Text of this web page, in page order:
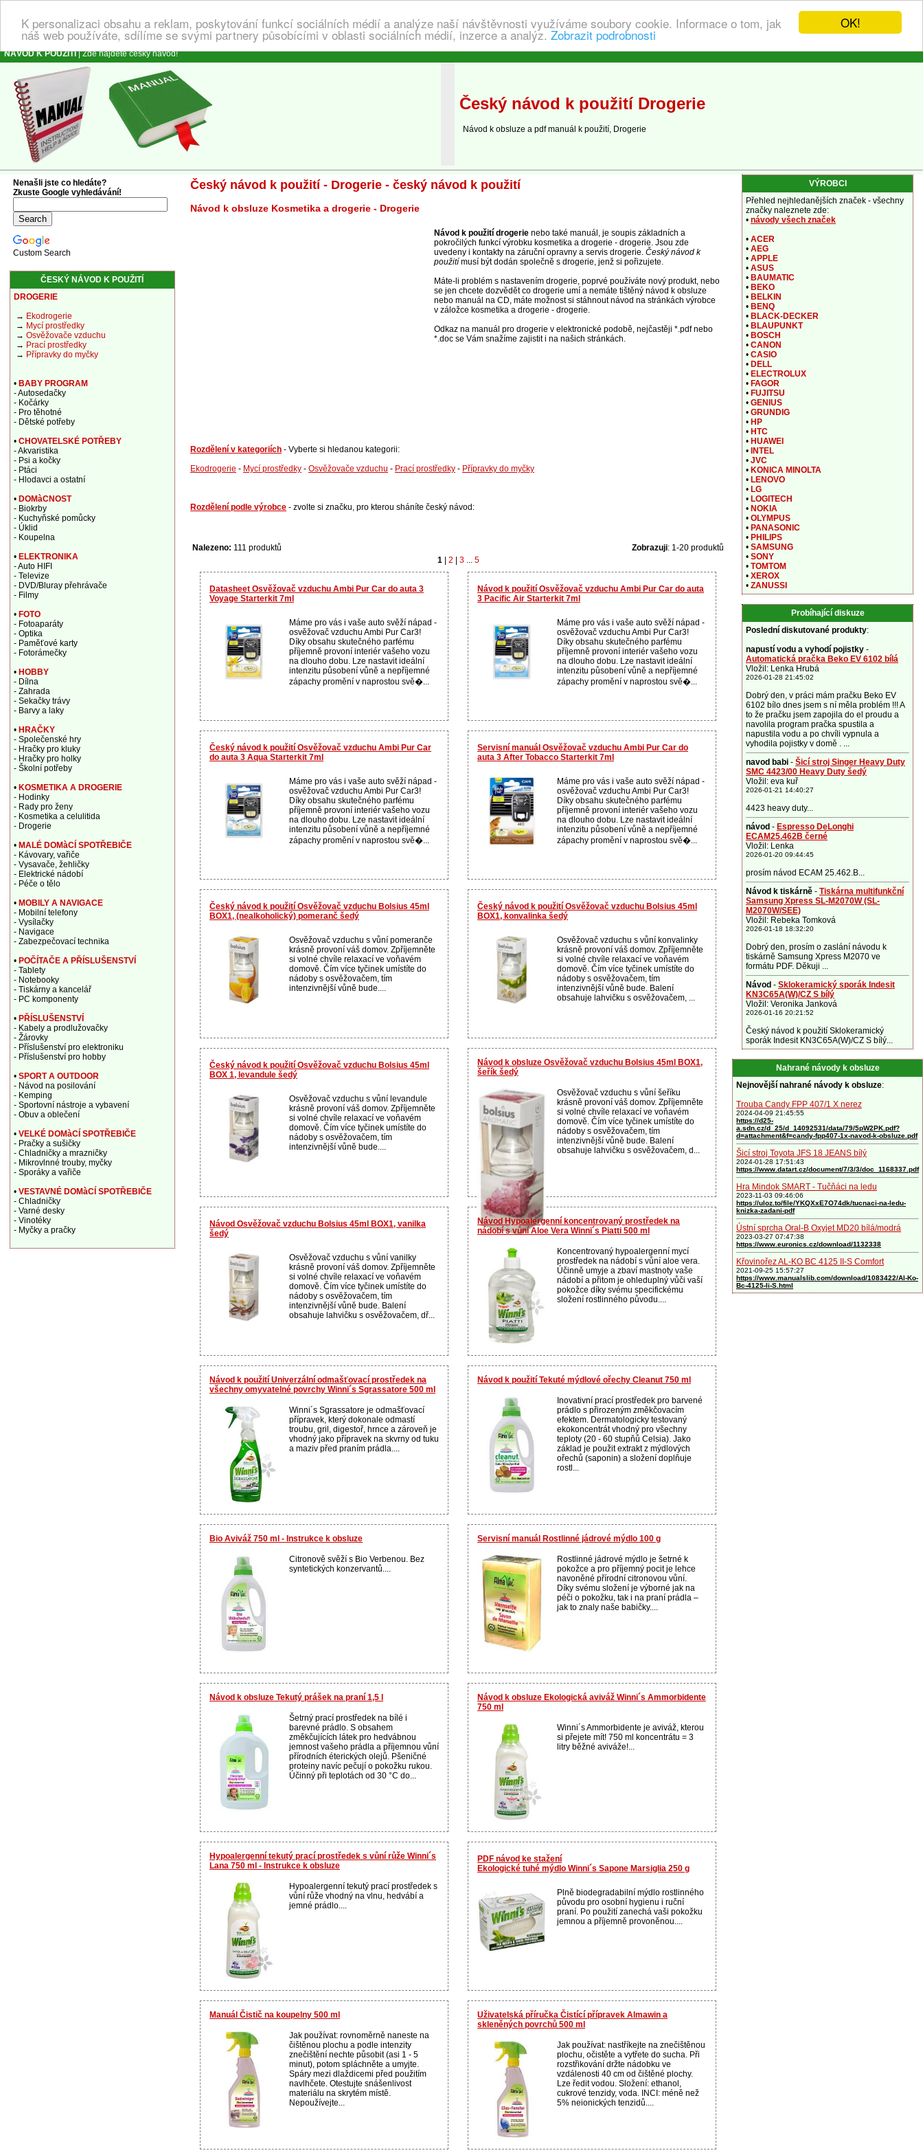
OK!
K personalizaci obsahu a reklam, poskytování funkcí sociálních médií a analýze naší návštěvnosti využíváme soubory cookie. Informace o tom, jak
náš web používáte, sdílíme se svými partnery působícími v oblasti sociálních médií, inzerce a analýz. Zobrazit podrobnosti
NÁVOD K POUŽITÍ| Zde najdete český návod!
Český návod k použití Drogerie
Návod k obsluze a pdf manuál k použití, Drogerie
Český návod k použití - Drogerie - český návod k použití
Návod k obsluze Kosmetika a drogerie - Drogerie
Návod k použití drogerie nebo také manuál, je soupis základních a
pokročilých funkcí výrobku kosmetika a drogerie - drogerie. Jsou zde
uvedeny i kontakty na záruční opravny a servis drogerie. Český návod k
použití musí být dodán společně s drogerie, jenž si pořizujete.
Máte-li problém s nastavením drogerie, poprvé používáte nový produkt, nebo
se jen chcete dozvědět co drogerie umí a nemáte tištěný návod k obsluze
nebo manuál na CD, máte možnost si stáhnout návod na stránkách výrobce
v záložce kosmetika a drogerie - drogerie.
Odkaz na manuál pro drogerie v elektronické podobě, nejčastěji *.pdf nebo
*.doc se Vám snažíme zajistit i na našich stránkách.
Rozdělení v kategoriích - Vyberte si hledanou kategorii:
Ekodrogerie - Mycí prostředky - Osvěžovače vzduchu - Prací prostředky - Přípravky do myčky
Rozdělení podle výrobce - zvolte si značku, pro kterou sháníte český návod:
Nalezeno: 111 produktů Zobrazuji: 1-20 produktů
1
2 3... 5
Datasheet Osvěžovač vzduchu Ambi Pur Car do auta 3
Voyage Starterkit 7ml
Máme pro vás i vaše auto svěží nápad -
osvěžovač vzduchu Ambi Pur Car3!
Díky obsahu skutečného parfému
příjemně provoní interiér vašeho vozu
na dlouho dobu. Lze nastavit ideální
intenzitu působení vůně a nepříjemné
zápachy promění v naprostou svě�...
Návod k použití Osvěžovač vzduchu Ambi Pur Car do auta
3 Pacific Air Starterkit 7ml
Máme pro vás i vaše auto svěží nápad -
osvěžovač vzduchu Ambi Pur Car3!
Díky obsahu skutečného parfému
příjemně provoní interiér vašeho vozu
na dlouho dobu. Lze nastavit ideální
intenzitu působení vůně a nepříjemné
zápachy promění v naprostou svě�...
Český návod k použití Osvěžovač vzduchu Ambi Pur Car
do auta 3 Aqua Starterkit 7ml
Máme pro vás i vaše auto svěží nápad -
osvěžovač vzduchu Ambi Pur Car3!
Díky obsahu skutečného parfému
příjemně provoní interiér vašeho vozu
na dlouho dobu. Lze nastavit ideální
intenzitu působení vůně a nepříjemné
zápachy promění v naprostou svě�...
Servisní manuál Osvěžovač vzduchu Ambi Pur Car do
auta 3 After Tobacco Starterkit 7ml
Máme pro vás i vaše auto svěží nápad -
osvěžovač vzduchu Ambi Pur Car3!
Díky obsahu skutečného parfému
příjemně provoní interiér vašeho vozu
na dlouho dobu. Lze nastavit ideální
intenzitu působení vůně a nepříjemné
zápachy promění v naprostou svě�...
Český návod k použití Osvěžovač vzduchu Bolsius 45ml
BOX1, (nealkoholický) pomeranč šedý
Osvěžovač vzduchu s vůní pomeranče
krásně provoní váš domov. Zpříjemněte
si volné chvíle relaxací ve voňavém
domově. Čím více tyčinek umístíte do
nádoby s osvěžovačem, tím
intenzivnější vůně bude....
Český návod k použití Osvěžovač vzduchu Bolsius 45ml
BOX1, konvalinka šedý
Osvěžovač vzduchu s vůní konvalinky
krásně provoní váš domov. Zpříjemněte
si volné chvíle relaxací ve voňavém
domově. Čím více tyčinek umístíte do
nádoby s osvěžovačem, tím
intenzivnější vůně bude. Balení
obsahuje lahvičku s osvěžovačem, ...
Český návod k použití Osvěžovač vzduchu Bolsius 45ml
BOX 1, levandule šedý
Osvěžovač vzduchu s vůní levandule
krásně provoní váš domov. Zpříjemněte
si volné chvíle relaxací ve voňavém
domově. Čím více tyčinek umístíte do
nádoby s osvěžovačem, tím
intenzivnější vůně bude....
Návod k obsluze Osvěžovač vzduchu Bolsius 45ml BOX1,
šeřík šedý
Osvěžovač vzduchu s vůní šeříku
krásně provoní váš domov. Zpříjemněte
si volné chvíle relaxací ve voňavém
domově. Čím více tyčinek umístíte do
nádoby s osvěžovačem, tím
intenzivnější vůně bude. Balení
obsahuje lahvičku s osvěžovačem, d...
Návod Osvěžovač vzduchu Bolsius 45ml BOX1, vanilka
šedý
Osvěžovač vzduchu s vůní vanilky
krásně provoní váš domov. Zpříjemněte
si volné chvíle relaxací ve voňavém
domově. Čím více tyčinek umístíte do
nádoby s osvěžovačem, tím
intenzivnější vůně bude. Balení
obsahuje lahvičku s osvěžovačem, dř...
Návod Hypoalergenní koncentrovaný prostředek na
nádobí s vůní Aloe Vera Winni´s Piatti 500 ml
Koncentrovaný hypoalergenní mycí
prostředek na nádobí s vůní aloe vera.
Účinně umyje a zbaví mastnoty vaše
nádobí a přitom je ohleduplný vůči vaší
pokožce díky svému specifickému
složení rostlinného původu....
Návod k použití Univerzální odmašťovací prostředek na
všechny omyvatelné povrchy Winni´s Sgrassatore 500 ml
Winni´s Sgrassatore je odmašťovací
přípravek, který dokonale odmastí
troubu, gril, digestoř, hrnce a zároveň je
vhodný jako přípravek na skvrny od tuku
a maziv před praním prádla....
Návod k použití Tekuté mýdlové ořechy Cleanut 750 ml
Inovativní prací prostředek pro barvené
prádlo s přirozeným změkčovacím
efektem. Dermatologicky testovaný
ekokoncentrát vhodný pro všechny
teploty (20 - 60 stupňů Celsia). Jako
základ je použit extrakt z mýdlových
ořechů (saponin) a složení doplňuje
rostl...
Bio Aviváž 750 ml - Instrukce k obsluze
Citronově svěží s Bio Verbenou. Bez
syntetických konzervantů....
Servisní manuál Rostlinné jádrové mýdlo 100 g
Rostlinné jádrové mýdlo je šetrné k
pokožce a pro příjemný pocit je lehce
navoněné přírodní citronovou vůní.
Díky svému složení je výborné jak na
péči o pokožku, tak i na praní prádla –
jak to znaly naše babičky....
Návod k obsluze Tekutý prášek na praní 1,5 l
Šetrný prací prostředek na bílé i
barevné prádlo. S obsahem
změkčujících látek pro hedvábnou
jemnost vašeho prádla a příjemnou vůní
přírodních éterických olejů. Pšeničné
proteiny navíc pečují o pokožku rukou.
Účinný při teplotách od 30 °C do...
Návod k obsluze Ekologická aviváž Winni´s Ammorbidente
750 ml
Winni´s Ammorbidente je aviváž, kterou
si přejete mít! 750 ml koncentrátu = 3
litry běžné aviváže!...
Hypoalergenní tekutý prací prostředek s vůní růže Winni´s
Lana 750 ml - Instrukce k obsluze
Hypoalergenní tekutý prací prostředek s
vůní růže vhodný na vlnu, hedvábí a
jemné prádlo....
PDF návod ke stažení
Ekologické tuhé mýdlo Winni´s Sapone Marsiglia 250 g
Plně biodegradabilní mýdlo rostlinného
původu pro osobní hygienu i ruční
praní. Po použití zanechá vaši pokožku
jemnou a příjemně provoněnou....
Manuál Čistič na koupelny 500 ml
Jak používat: rovnoměrně naneste na
čištěnou plochu a podle intenzity
znečištění nechte působit (asi 1 - 5
minut), potom spláchněte a umyjte.
Spáry mezi dlaždicemi před použitím
navlhčete. Otestujte snášenlivost
materiálu na skrytém místě.
Nepoužívejte...
Uživatelská příručka Čistící přípravek Almawin a
skleněných povrchů 500 ml
Jak používat: nastříkejte na znečištěnou
plochu, očistěte a vytřete do sucha. Při
rozstřikování držte nádobku ve
vzdálenosti 40 cm od čištěné plochy.
Lze ředit vodou. Složení: ethanol,
cukrové tenzidy, voda. INCI: méně než
5% neionických tenzidů....
Nenašli jste co hledáte?
Zkuste Google vyhledávání!
Custom Search
ČESKÝ NÁVOD K POUŽITÍ
DROGERIE
→ Ekodrogerie
→ Mycí prostředky
→ Osvěžovače vzduchu
→ Prací prostředky
→ Přípravky do myčky
• BABY PROGRAM
- Autosedačky
- Kočárky
- Pro těhotné
- Dětské potřeby
• CHOVATELSKÉ POTŘEBY
- Akvaristika
- Psi a kočky
- Ptáci
- Hlodavci a ostatní
• DOMàCNOST
- Biokrby
- Kuchyňské pomůcky
- Úklid
- Koupelna
• ELEKTRONIKA
- Auto HIFI
- Televize
- DVD/Bluray přehrávače
- Filmy
• FOTO
- Fotoaparáty
- Optika
- Paměťové karty
- Fotorámečky
• HOBBY
- Dílna
- Zahrada
- Sekačky trávy
- Barvy a laky
• HRAČKY
- Společenské hry
- Hračky pro kluky
- Hračky pro holky
- Školní potřeby
• KOSMETIKA A DROGERIE
- Hodinky
- Rady pro ženy
- Kosmetika a celulitida
- Drogerie
• MALÉ DOMàCÍ SPOTŘEBIČE
- Kávovary, vařiče
- Vysavače, žehličky
- Elektrické nádobí
- Péče o tělo
• MOBILY A NAVIGACE
- Mobilní telefony
- Vysílačky
- Navigace
- Zabezpečovací technika
• POČÍTAČE A PŘÍSLUŠENSTVÍ
- Tablety
- Notebooky
- Tiskárny a kancelář
- PC komponenty
• PŘÍSLUŠENSTVÍ
- Kabely a prodlužovačky
- Žárovky
- Příslušenství pro elektroniku
- Příslušenství pro hobby
• SPORT A OUTDOOR
- Návod na posilování
- Kemping
- Sportovní nástroje a vybavení
- Obuv a oblečení
• VELKÉ DOMàCÍ SPOTŘEBIČE
- Pračky a sušičky
- Chladničky a mrazničky
- Mikrovlnné trouby, myčky
- Sporáky a vařiče
• VESTAVNÉ DOMàCÍ SPOTŘEBIČE
- Chladničky
- Varné desky
- Vinotéky
- Myčky a pračky
VÝROBCI
Přehled nejhledanějších značek - všechny
značky naleznete zde:
• návody všech značek
• ACER
• AEG
• APPLE
• ASUS
• BAUMATIC
• BEKO
• BELKIN
• BENQ
• BLACK-DECKER
• BLAUPUNKT
• BOSCH
• CANON
• CASIO
• DELL
• ELECTROLUX
• FAGOR
• FUJITSU
• GENIUS
• GRUNDIG
• HP
• HTC
• HUAWEI
• INTEL
• JVC
• KONICA MINOLTA
• LENOVO
• LG
• LOGITECH
• NOKIA
• OLYMPUS
• PANASONIC
• PHILIPS
• SAMSUNG
• SONY
• TOMTOM
• XEROX
• ZANUSSI
Probíhající diskuze
Poslední diskutované produkty:
napustí vodu a vyhodí pojistky -
Automatická pračka Beko EV 6102 bílá
Vložil: Lenka Hrubá
2026-01-28 21:45:02
Dobrý den, v práci mám pračku Beko EV
6102 bílo dnes jsem s ní měla problém !!! A
to že pračku jsem zapojila do el proudu a
navolila program pračka spustila a
napustila vodu a po chvíli vypnula a
vyhodila pojistky v domě . ...
navod babi - Šicí stroj Singer Heavy Duty
SMC 4423/00 Heavy Duty šedý
Vložil: eva kuř
2026-01-21 14:40:27
4423 heavy duty...
návod - Espresso DeLonghi
ECAM25.462B černé
Vložil: Lenka
2026-01-20 09:44:45
prosím návod ECAM 25.462.B...
Návod k tiskárně - Tiskárna multifunkční
Samsung Xpress SL-M2070W (SL-
M2070W/SEE)
Vložil: Rebeka Tomková
2026-01-18 18:32:20
Dobrý den, prosím o zaslání návodu k
tiskárně Samsung Xpress M2070 ve
formátu PDF. Děkuji ...
Návod - Sklokeramický sporák Indesit
KN3C65A(W)/CZ S bílý
Vložil: Veronika Janková
2026-01-16 20:21:52
Český návod k použití Sklokeramický
sporák Indesit KN3C65A(W)/CZ S bílý...
Nahrané návody k obsluze
Nejnovější nahrané návody k obsluze:
Trouba Candy FPP 407/1 X nerez
2024-04-09 21:45:55
https://d25-
a.sdn.cz/d_25/d_14092531/data/79/5pW2PK.pdf?
d=attachment&f=candy-fpp407-1x-navod-k-obsluze.pdf
Šicí stroj Toyota JFS 18 JEANS bílý
2024-01-28 17:51:43
https://www.datart.cz/document/7/3/3/doc_1168337.pdf
Hra Mindok SMART - Tučňáci na ledu
2023-11-03 09:46:06
https://uloz.to/file/YKQXxE7O74dk/tucnaci-na-ledu-
knizka-zadani-pdf
Ústní sprcha Oral-B Oxyjet MD20 bílá/modrá
2023-03-27 07:47:38
https://www.euronics.cz/download/1132338
Křovinořez AL-KO BC 4125 II-S Comfort
2021-09-25 15:57:27
https://www.manualslib.com/download/1083422/Al-Ko-
Bc-4125-Ii-S.html